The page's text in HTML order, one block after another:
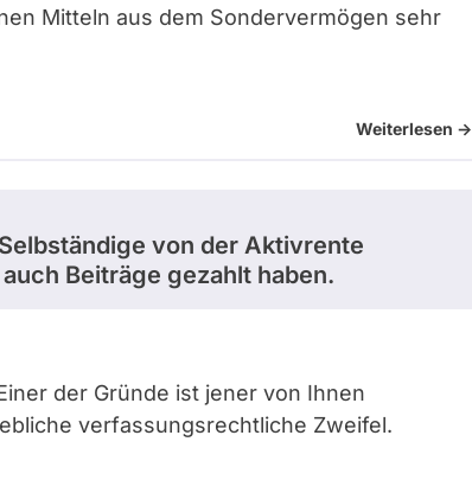
Mitteln aus dem Sondervermögen sehr
Weiterlesen ->
von der Aktivrente
Beiträge gezahlt haben.
der Gründe ist jener von Ihnen
verfassungsrechtliche Zweifel.